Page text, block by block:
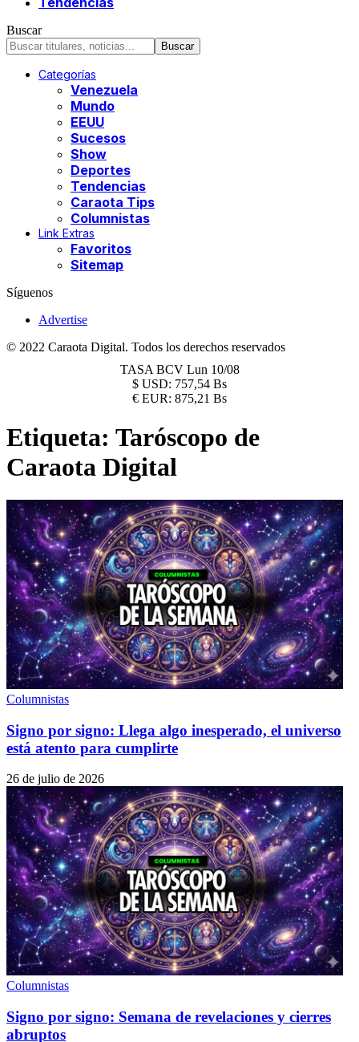
Buscar
Categorías
Venezuela
Mundo
EEUU
Sucesos
Show
Deportes
Tendencias
Caraota Tips
Columnistas
Link Extras
Favoritos
Sitemap
Síguenos
Advertise
© 2022 Caraota Digital. Todos los derechos reservados
TASA BCV Lun 10/08
$ USD: 757,54 Bs
€ EUR: 875,21 Bs
Etiqueta: Taróscopo de
Caraota Digital
Columnistas
Signo por signo: Llega algo inesperado, el universo
está atento para cumplirte
26 de julio de 2026
Columnistas
Signo por signo: Semana de revelaciones y cierres
abruptos